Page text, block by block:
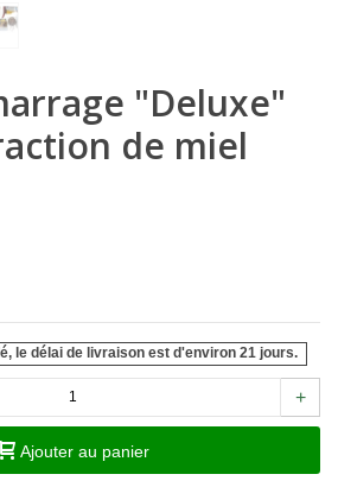
"Deluxe"
de miel
le délai de livraison est d'environ 21 jours.
+
Ajouter au panier